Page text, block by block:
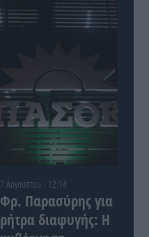
7 Αυγούστου - 12:14
Φρ. Παρασύρης για
ρήτρα διαφυγής: Η